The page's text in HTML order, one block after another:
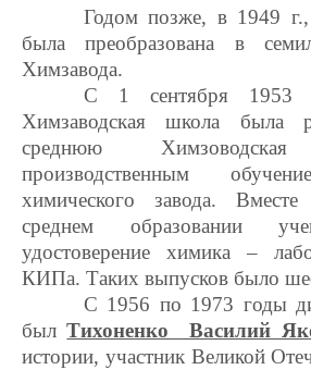
Годом позже, в 1949 г.,
была преобразована в
Химзавода.
С 1 сентября 1953
Химзаводская школа была
среднюю
производственным
химического завода.
среднем образовании
удостоверение химика –
КИПа. Таких выпусков было
С 1956 по 1973 годы
былТихоненко Василий
истории, участник Великой